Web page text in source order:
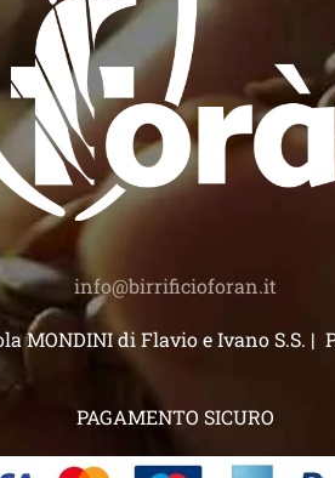
info@birrificioforan.it
MONDINI di Flavio e Ivano S.S. |
PAGAMENTO SICURO